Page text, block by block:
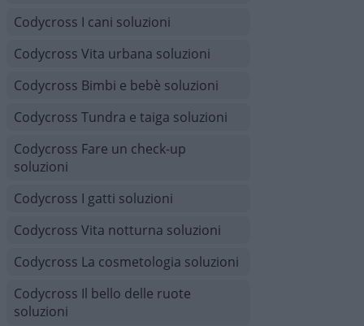
Codycross I cani soluzioni
Codycross Vita urbana soluzioni
Codycross Bimbi e bebè soluzioni
Codycross Tundra e taiga soluzioni
Codycross Fare un check-up
soluzioni
Codycross I gatti soluzioni
Codycross Vita notturna soluzioni
Codycross La cosmetologia soluzioni
Codycross Il bello delle ruote
soluzioni